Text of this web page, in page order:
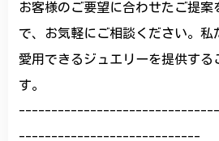
お客様のご要望に合わせたご提案
で、お気軽にご相談ください。私
愛用できるジュエリーを提供する
す。
----------------------------